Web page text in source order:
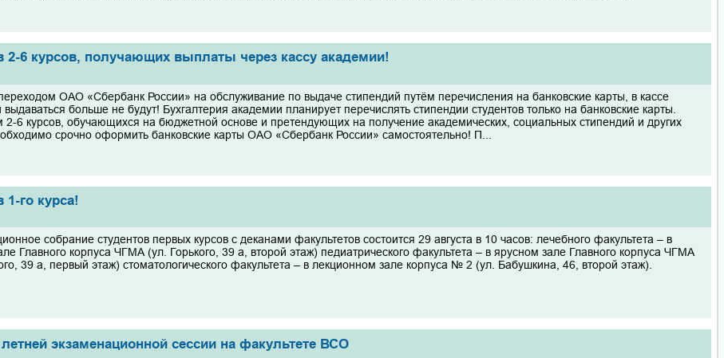
2-6 курсов, получающих выплаты через кассу академии!
ОАО «Сбербанк России» на обслуживание по выдаче стипендий путём перечисления на банковские карты, в кассе
выдаваться больше не будут! Бухгалтерия академии планирует перечислять стипендии студентов только на банковские карты.
2-6 курсов, обучающихся на бюджетной основе и претендующих на получение академических, социальных стипендий и других
срочно оформить банковские карты ОАО «Сбербанк России» самостоятельно! П...
го курса!
собрание студентов первых курсов с деканами факультетов состоится 29 августа в 10 часов: лечебного факультета – в
Главного корпуса ЧГМА (ул. Горького, 39 а, второй этаж) педиатрического факультета – в ярусном зале Главного корпуса ЧГМА
39 а, первый этаж) стоматологического факультета – в лекционном зале корпуса № 2 (ул. Бабушкина, 46, второй этаж).
экзаменационной сессии на факультете ВСО